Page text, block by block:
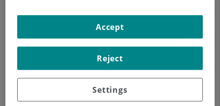
Settings
Reject
Accept